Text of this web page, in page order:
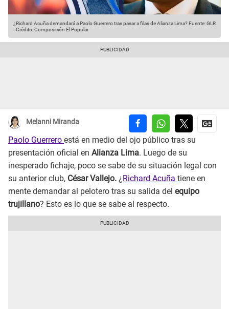
¿Richard Acuña demandará a Paolo Guerrero tras pasar a filas de Alianza Lima?Fuente: GLR
-Crédito: Composición El Popular
Melanni Miranda
Paolo Guerrero está en medio del ojo público tras su
presentación oficial en Alianza Lima. Luego de su
inesperado fichaje, poco se sabe de su situación legal con
su anterior club, César Vallejo. ¿ Richard Acuña tiene en
mente demandar al pelotero tras su salida del equipo
trujillano? Esto es lo que se sabe al respecto.